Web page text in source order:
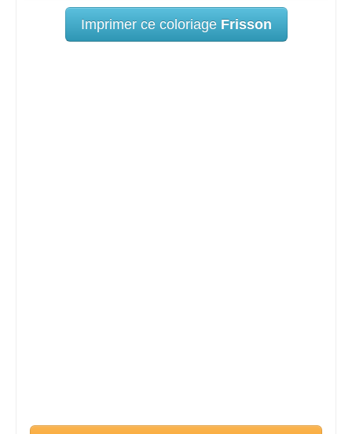
Imprimer ce coloriage Frisson